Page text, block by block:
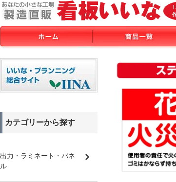
カテゴリーから探す
出力・ラミネート・パネ
ル